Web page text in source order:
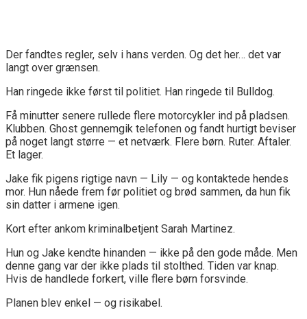
Der fandtes regler, selv i hans verden. Og det her… det var
langt over grænsen.
Han ringede ikke først til politiet. Han ringede til Bulldog.
Få minutter senere rullede flere motorcykler ind på pladsen.
Klubben. Ghost gennemgik telefonen og fandt hurtigt beviser
på noget langt større — et netværk. Flere børn. Ruter. Aftaler.
Et lager.
Jake fik pigens rigtige navn — Lily — og kontaktede hendes
mor. Hun nåede frem før politiet og brød sammen, da hun fik
sin datter i armene igen.
Kort efter ankom kriminalbetjent Sarah Martinez.
Hun og Jake kendte hinanden — ikke på den gode måde. Men
denne gang var der ikke plads til stolthed. Tiden var knap.
Hvis de handlede forkert, ville flere børn forsvinde.
Planen blev enkel — og risikabel.